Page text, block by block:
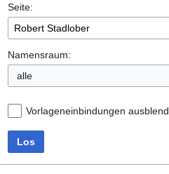
springen
springen
Seite:
Namensraum:
alle
Vorlageneinbindungen
Los